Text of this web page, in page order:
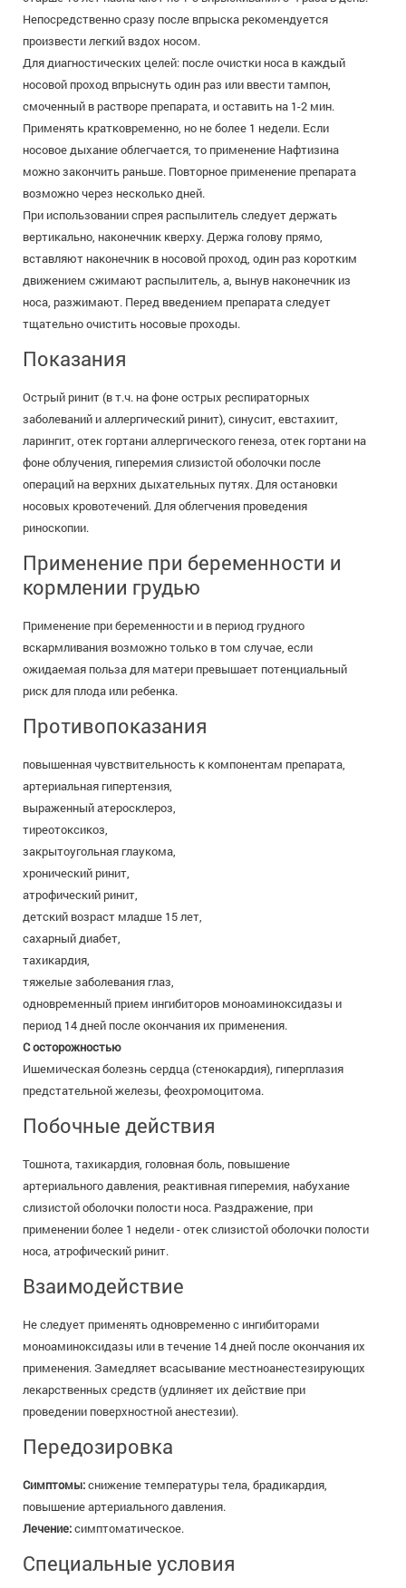
Непосредственно сразу после впрыска рекомендуется
произвести легкий вздох носом.
Для диагностических целей: после очистки носа в каждый
носовой проход впрыснуть один раз или ввести тампон,
смоченный в растворе препарата, и оставить на 1-2 мин.
Применять кратковременно, но не более 1 недели. Если
носовое дыхание облегчается, то применение Нафтизина
можно закончить раньше. Повторное применение препарата
возможно через несколько дней.
При использовании спрея распылитель следует держать
вертикально, наконечник кверху. Держа голову прямо,
вставляют наконечник в носовой проход, один раз коротким
движением сжимают распылитель, а, вынув наконечник из
носа, разжимают. Перед введением препарата следует
тщательно очистить носовые проходы.
Показания
Острый ринит (в т.ч. на фоне острых респираторных
заболеваний и аллергический ринит), синусит, евстахиит,
ларингит, отек гортани аллергического генеза, отек гортани на
фоне облучения, гиперемия слизистой оболочки после
операций на верхних дыхательных путях. Для остановки
носовых кровотечений. Для облегчения проведения
риноскопии.
Применение при беременности и
кормлении грудью
Применение при беременности и в период грудного
вскармливания возможно только в том случае, если
ожидаемая польза для матери превышает потенциальный
риск для плода или ребенка.
Противопоказания
повышенная чувствительность к компонентам препарата,
артериальная гипертензия,
выраженный атеросклероз,
тиреотоксикоз,
закрытоугольная глаукома,
хронический ринит,
атрофический ринит,
детский возраст младше 15 лет,
сахарный диабет,
тахикардия,
тяжелые заболевания глаз,
одновременный прием ингибиторов моноаминоксидазы и
период 14 дней после окончания их применения.
С осторожностью
Ишемическая болезнь сердца (стенокардия), гиперплазия
предстательной железы, феохромоцитома.
Побочные действия
Тошнота, тахикардия, головная боль, повышение
артериального давления, реактивная гиперемия, набухание
слизистой оболочки полости носа. Раздражение, при
применении более 1 недели - отек слизистой оболочки полости
носа, атрофический ринит.
Взаимодействие
Не следует применять одновременно с ингибиторами
моноаминоксидазы или в течение 14 дней после окончания их
применения. Замедляет всасывание местноанестезирующих
лекарственных средств (удлиняет их действие при
проведении поверхностной анестезии).
Передозировка
Симптомы:снижение температуры тела, брадикардия,
повышение артериального давления.
Лечение:симптоматическое.
Специальные условия